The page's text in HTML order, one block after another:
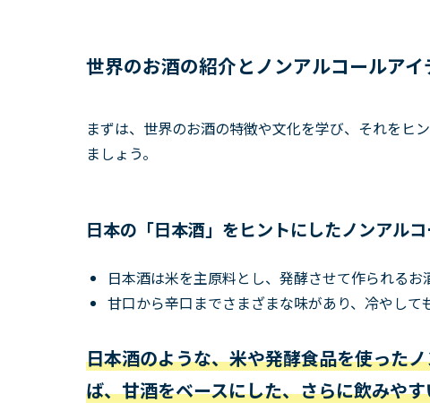
世界のお酒の紹介とノンアルコールアイ
まずは、世界のお酒の特徴や文化を学び、それをヒ
ましょう。
日本の「日本酒」をヒントにしたノンアル
日本酒は米を主原料とし、発酵させて作られるお
甘口から辛口までさまざまな味があり、冷やして
日本酒のような、米や発酵食品を使った
ば、甘酒をベースにした、さらに飲みや